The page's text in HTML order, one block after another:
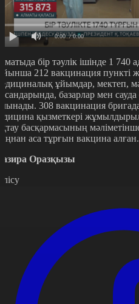
0:00 / 0:00
бір тәулік ішінде 1 740
212 вакцинация пункті
ұйымдар, мектеп,
базарлар мен
308 вакцинация
қызметкері
басқармасының
аса тұрғын вакцина алған.
Оразқызы